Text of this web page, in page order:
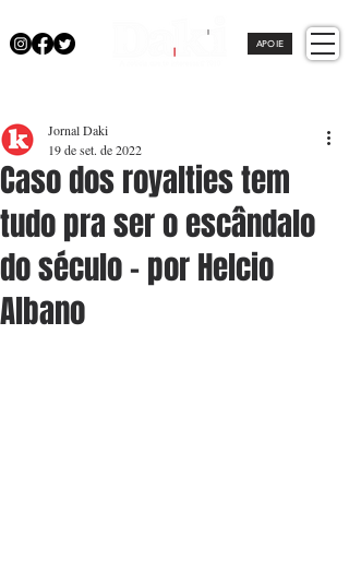
APOIE
Caso dos royalties tem
tudo pra ser o escândalo
do século - por Helcio
Albano
Jornal Daki
19 de set. de 2022